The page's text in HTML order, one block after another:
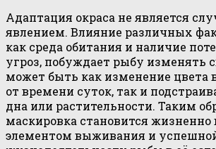
Адаптация окраса не является
явлением. Влияние различных
как среда обитания и наличие
угроз, побуждает рыбу изменять
может быть как изменение цвета
от времени суток, так и
дна или растительности. Таким
маскировка становится
элементом выживания и